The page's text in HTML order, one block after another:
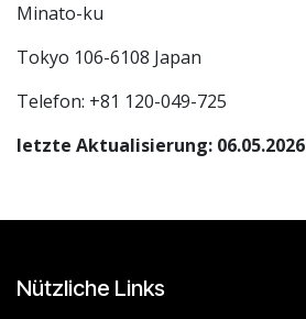
Minato-ku
Tokyo 106-6108 Japan
Telefon: +81 120-049-725
letzte Aktualisierung: 06.05.2026
Nützliche Links